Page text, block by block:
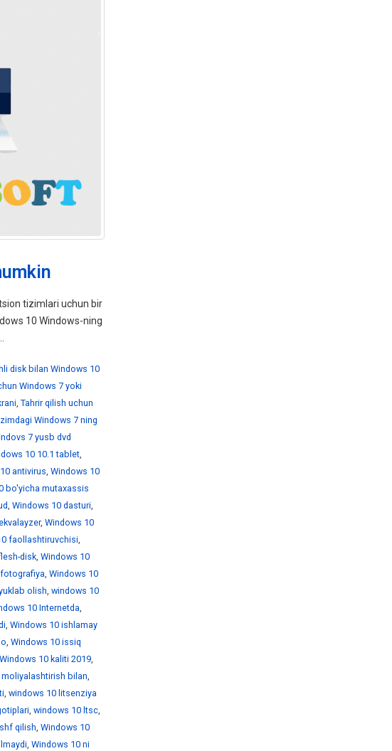
tizimlari uchun bir
10 Windows-ning
disk bilan Windows 10
Windows 7 yoki
, Tahrir qilish uchun
Windows 7 ning
7 yusb dvd
10 10.1 tablet,
antivirus, Windows 10
bo'yicha mutaxassis
, Windows 10 dasturi,
, Windows 10
faollashtiruvchisi,
disk, Windows 10
, Windows 10
olish, windows 10
10 Internetda,
, Windows 10 ishlamay
, Windows 10 issiq
Windows 10 kaliti 2019,
bilan,
, windows 10 litsenziya
, windows 10 ltsc,
qilish, Windows 10
, Windows 10 ni